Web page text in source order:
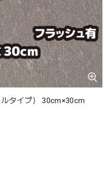
タイプ） 30cm×30cm